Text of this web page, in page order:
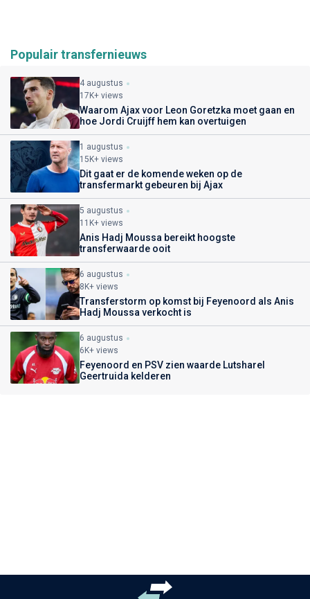
Populair transfernieuws
4 augustus
17K+ views
Waarom Ajax voor Leon Goretzka moet gaan en
hoe Jordi Cruijff hem kan overtuigen
1 augustus
15K+ views
Dit gaat er de komende weken op de
transfermarkt gebeuren bij Ajax
5 augustus
11K+ views
Anis Hadj Moussa bereikt hoogste
transferwaarde ooit
6 augustus
8K+ views
Transferstorm op komst bij Feyenoord als Anis
Hadj Moussa verkocht is
6 augustus
6K+ views
Feyenoord en PSV zien waarde Lutsharel
Geertruida kelderen